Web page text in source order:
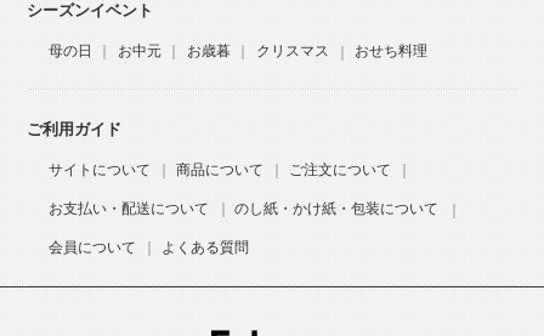
シーズンイベント
母の日 お中元 お歳暮 クリスマス おせち料理
ご利用ガイド
サイトについて 商品について ご注文について
お支払い・配送について のし紙・かけ紙・包装について
会員について よくある質問